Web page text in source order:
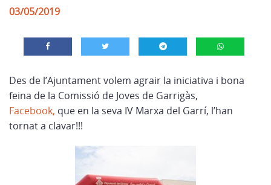
03/05/2019
Des de l’Ajuntament volem agrair la iniciativa i bona
feina de la Comissió de Joves de Garrigàs,
Facebook, que en la seva IV Marxa del Garrí, l’han
tornat a clavar!!!